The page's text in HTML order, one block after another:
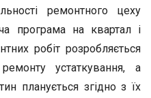
ремонтного цеху
програма на квартал і
робіт розробляється
устаткування, а
планується згідно з їх